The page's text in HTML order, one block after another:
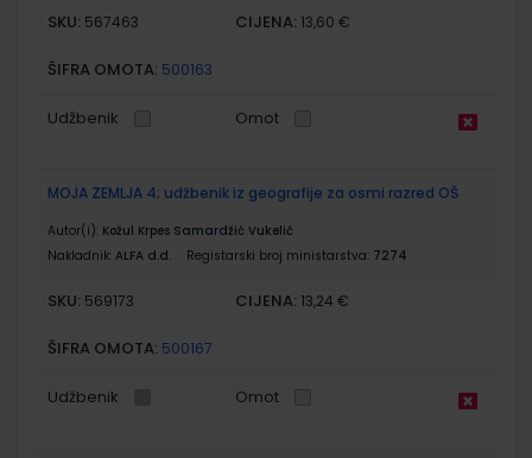
SKU: 567463 CIJENA: 13,60 €
ŠIFRA OMOTA: 500163
Udžbenik Omot
MOJA ZEMLJA 4; udžbenik iz geografije za osmi razred OŠ
Autor(i): Kožul Krpes Samardžić Vukelić
Nakladnik: ALFA d.d. Registarski broj ministarstva: 7274
SKU: 569173 CIJENA: 13,24 €
ŠIFRA OMOTA: 500167
Udžbenik Omot